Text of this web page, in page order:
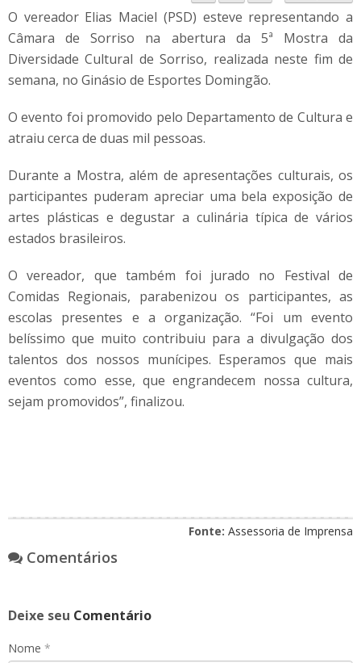
O vereador Elias Maciel (PSD) esteve representando a
Câmara de Sorriso na abertura da 5ª Mostra da
Diversidade Cultural de Sorriso, realizada neste fim de
semana, no Ginásio de Esportes Domingão.
O evento foi promovido pelo Departamento de Cultura e
atraiu cerca de duas mil pessoas.
Durante a Mostra, além de apresentações culturais, os
participantes puderam apreciar uma bela exposição de
artes plásticas e degustar a culinária típica de vários
estados brasileiros.
O vereador, que também foi jurado no Festival de
Comidas Regionais, parabenizou os participantes, as
escolas presentes e a organização. “Foi um evento
belíssimo que muito contribuiu para a divulgação dos
talentos dos nossos munícipes. Esperamos que mais
eventos como esse, que engrandecem nossa cultura,
sejam promovidos”, finalizou.
Fonte: Assessoria de Imprensa
Comentários
Deixe seu Comentário
Nome *